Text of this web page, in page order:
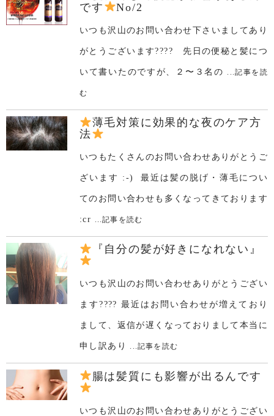
です
No/2
いつも沢山のお問い合わせ下さいましてあり
がとうございます???? 先日の便秘と髪につ
いて書いたのですが、２〜３名の ...記事を読
む
薄毛対策に効果的な夜のケア方
法
いつもたくさんのお問い合わせありがとうご
ざいます :-) 最近は髪の脱げ・薄毛につい
てのお問い合わせも多くなってきております
:cr ...記事を読む
『自分の髪が好きになれない』
いつも沢山のお問い合わせありがとうござい
ます???? 最近はお問い合わせが増えており
まして、返信が遅くなっておりまして本当に
申し訳あり ...記事を読む
腸は髪質にも影響が出るんです
いつも沢山のお問い合わせありがとうござい